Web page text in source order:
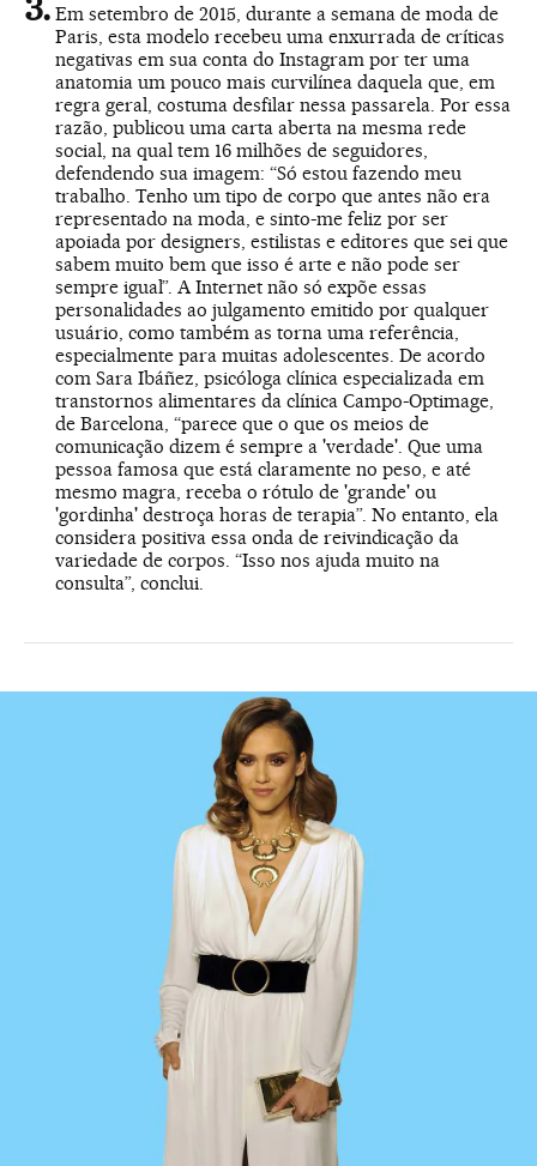
Em setembro de 2015, durante a semana de moda de
Paris, esta modelo recebeu uma enxurrada de críticas
negativas em sua conta do Instagram por ter uma
anatomia um pouco mais curvilínea daquela que, em
regra geral, costuma desfilar nessa passarela. Por essa
razão, publicou uma carta aberta na mesma rede
social, na qual tem 16 milhões de seguidores,
defendendo sua imagem: “Só estou fazendo meu
trabalho. Tenho um tipo de corpo que antes não era
representado na moda, e sinto-me feliz por ser
apoiada por designers, estilistas e editores que sei que
sabem muito bem que isso é arte e não pode ser
sempre igual”. A Internet não só expõe essas
personalidades ao julgamento emitido por qualquer
usuário, como também as torna uma referência,
especialmente para muitas adolescentes. De acordo
com Sara Ibáñez, psicóloga clínica especializada em
transtornos alimentares da clínica Campo-Optimage,
de Barcelona, “parece que o que os meios de
comunicação dizem é sempre a 'verdade'. Que uma
pessoa famosa que está claramente no peso, e até
mesmo magra, receba o rótulo de 'grande' ou
'gordinha' destroça horas de terapia”. No entanto, ela
considera positiva essa onda de reivindicação da
variedade de corpos. “Isso nos ajuda muito na
consulta”, conclui.